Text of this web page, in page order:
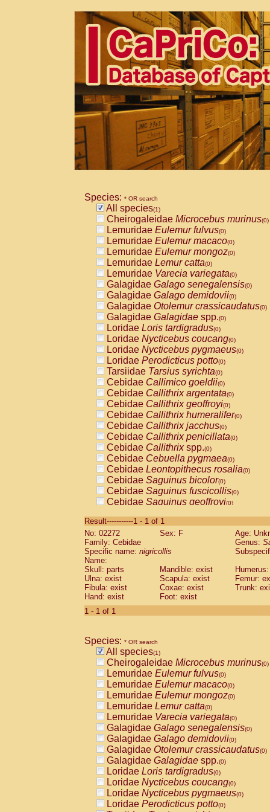
Species: * OR search
All species(1)
Cheirogaleidae Microcebus murinus(0)
Lemuridae Eulemur fulvus(0)
Lemuridae Eulemur macaco(0)
Lemuridae Eulemur mongoz(0)
Lemuridae Lemur catta(0)
Lemuridae Varecia variegata(0)
Galagidae Galago senegalensis(0)
Galagidae Galago demidovii(0)
Galagidae Otolemur crassicaudatus(0)
Galagidae Galagidae spp.(0)
Loridae Loris tardigradus(0)
Loridae Nycticebus coucang(0)
Loridae Nycticebus pygmaeus(0)
Loridae Perodicticus potto(0)
Tarsiidae Tarsius syrichta(0)
Cebidae Callimico goeldii(0)
Cebidae Callithrix argentata(0)
Cebidae Callithrix geoffroyi(0)
Cebidae Callithrix humeralifer(0)
Cebidae Callithrix jacchus(0)
Cebidae Callithrix penicillata(0)
Cebidae Callithrixspp.(0)
Cebidae Cebuella pygmaea(0)
Cebidae Leontopithecus rosalia(0)
Cebidae Saguinus bicolor(0)
Cebidae Saguinus fuscicollis(0)
Cebidae Saguinus geoffroyi(0)
CebidaeSaguinus labiatus(0)
Cebidae Saguinus leucopus (0)
Cebidae
CebidaeSaguinus mystax
Cebidae Saguinus nigricollis (1)
Cebidae Saguinus oedipus
Cebidae Saguinus weddelli
Cebidae Saguinusspp.
Cebidae
CebidaeCebus capucinus
CebidaeCebus nigrivittatus
CebidaeCebus spp.(0)
CebidaeSaimiri boliviensis(0)
CebidaeSaimiri sciureus(0)
AtelidaeAlouatta caraya(0)
AtelidaeAlouatta fusca(0)
AtelidaeAlouatta seniculus(0)
AtelidaeAlouattaspp.(0)
AtelidaeAteles belzebuth(0)
AtelidaeAteles geoffroyi(0)
AtelidaeAteles paniscus(0)
AtelidaeAtelesspp.(0)
AtelidaeLagothrix lagothricha(0)
AtelidaeLagothrix lagothricha cana
PitheciidaeCacajao calvus
Result-----------1 - 1 of 1
No: 02272
Sex: F
Age:
Family: Cebidae
Genus:
Specific name: nigricollis
Name:
Skull: parts
Mandible: exist
Ulna: exist
Scapula: exist
Femur:
Fibula: exist
Coxae: exist
Trunk:
Hand: exist
Foot: exist
1 - 1 of 1
Species: * OR search
All species(1)
Cheirogaleidae Microcebus murinus(0)
Lemuridae Eulemur fulvus(0)
Lemuridae Eulemur macaco(0)
Lemuridae Eulemur mongoz(0)
Lemuridae Lemur catta(0)
Lemuridae Varecia variegata(0)
Galagidae Galago senegalensis(0)
Galagidae Galago demidovii(0)
Galagidae Otolemur crassicaudatus(0)
Galagidae Galagidae spp.(0)
Loridae Loris tardigradus(0)
Loridae Nycticebus coucang(0)
Loridae Nycticebus pygmaeus(0)
Loridae Perodicticus potto(0)